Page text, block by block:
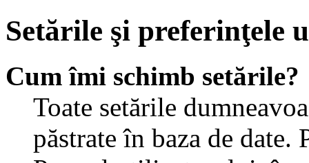
Setările şi preferinţele
Cum îmi schimb setările?
Toate setările
păstrate în baza de